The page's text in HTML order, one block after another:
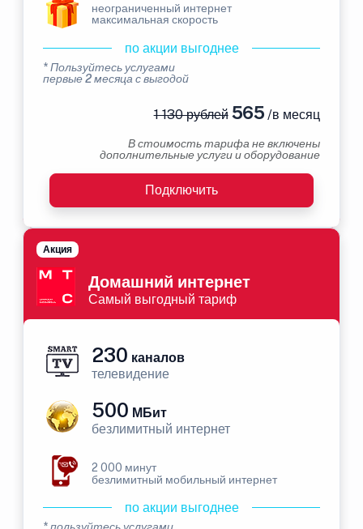
неограниченный интернет
максимальная скорость
по акции выгоднее
* Пользуйтесь услугами
первые 2 месяца с выгодой
1 130 рублей565 /в месяц
В стоимость тарифа не включены
дополнительные услуги и оборудование
Подключить
Домашний интернет
Самый выгодный тариф
Акция
230 каналов
телевидение
500 МБит
безлимитный интернет
2 000 минут
безлимитный мобильный интернет
по акции выгоднее
* пользуйтесь услугами